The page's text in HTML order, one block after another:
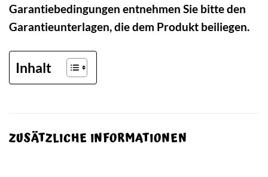
Garantiebedingungen entnehmen Sie bitte den
Garantieunterlagen, die dem Produkt beiliegen.
Inhalt
ZUSÄTZLICHE INFORMATIONEN